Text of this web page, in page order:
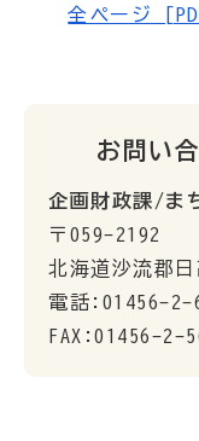
全ページ
お問い
企画財政課/ま
〒059-2192
北海道沙流郡
電話:01456-2-
FAX:01456-2-